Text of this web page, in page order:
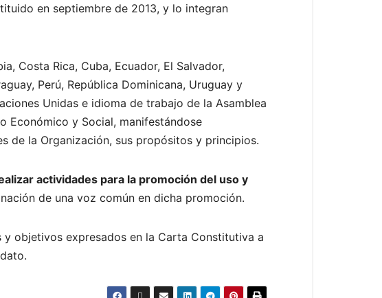
en septiembre de 2013, y lo integran
Costa Rica, Cuba, Ecuador, El Salvador,
Perú, República Dominicana, Uruguay y
Unidas e idioma de trabajo de la Asamblea
Económico y Social, manifestándose
de la Organización, sus propósitos y principios.
actividades para la promoción del uso y
de una voz común en dicha promoción.
objetivos expresados en la Carta Constitutiva a